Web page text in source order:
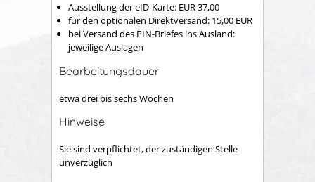
Ausstellung der eID-Karte: EUR 37,00
für den optionalen Direktversand: 15,00 EUR
bei Versand des PIN-Briefes ins Ausland:
jeweilige Auslagen
Bearbeitungsdauer
etwa drei bis sechs Wochen
Hinweise
Sie sind verpflichtet, der zuständigen Stelle
unverzüglich